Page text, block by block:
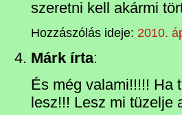
szeretni kell akármi
Hozzászólás ideje: 2010.
Márk írta:
És még valami!!!!! Ha
lesz!!! Lesz mi tüzelje